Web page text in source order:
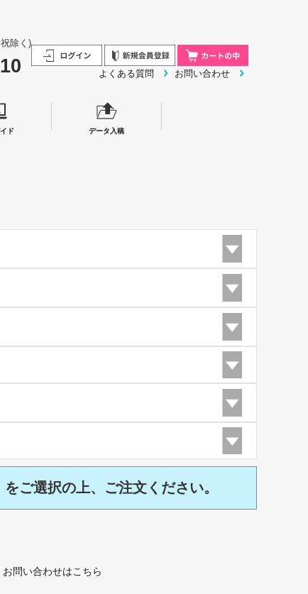
除く)
よくある質問 お問い合わせ
ド データ入稿
ご選択の上、ご注文ください。
お問い合わせはこちら